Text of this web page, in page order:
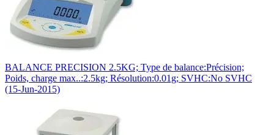
BALANCE PRECISION 2.5KG; Type de balance:Précision;
Poids, charge max..:2.5kg; Résolution:0.01g; SVHC:No SVHC
(15-Jun-2015)